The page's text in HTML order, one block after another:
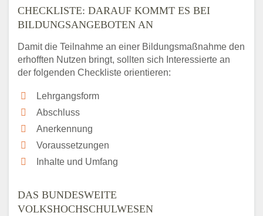
CHECKLISTE: DARAUF KOMMT ES BEI
BILDUNGSANGEBOTEN AN
Damit die Teilnahme an einer Bildungsmaßnahme den
erhofften Nutzen bringt, sollten sich Interessierte an
der folgenden Checkliste orientieren:
Lehrgangsform
Abschluss
Anerkennung
Voraussetzungen
Inhalte und Umfang
DAS BUNDESWEITE
VOLKSHOCHSCHULWESEN